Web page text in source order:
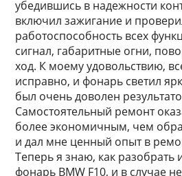
убедившись в надежности
включил зажигание и
работоспособность всех
сигнал, габаритные огни,
ход. К моему удовольствию,
исправно, и фонарь светил
был очень доволен
Самостоятельный ремонт
более экономичным, чем
и дал мне ценный опыт в
Теперь я знаю, как разобрать
фонарь BMW F10, и в случае